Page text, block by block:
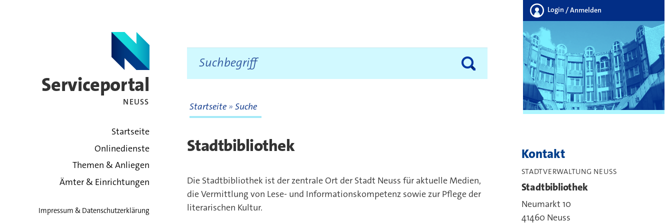
Serviceportal
NEUSS
zurück zur Startseite
Startseite
Onlinedienste
Themen & Anliegen
Ämter & Einrichtungen
Impressum & Datenschutzerklärung
Login / Anmelden
Startseite Suche
Stadtbibliothek
Die Stadtbibliothek ist der zentrale Ort der Stadt Neuss für aktuelle Medien,
die Vermittlung von Lese- und Informationskompetenz sowie zur Pflege der
literarischen Kultur.
Kontakt
STADTVERWALTUNG NEUSS
Stadtbibliothek
Neumarkt 10
41460 Neuss